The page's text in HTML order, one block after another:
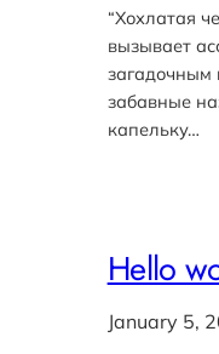
“Хохлатая
вызывает
загадочным
забавные
капельку…
Hello
January 5,